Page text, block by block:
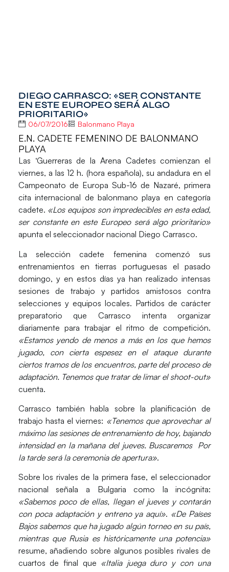
DIEGO CARRASCO: «SER CONSTANTE
EN ESTE EUROPEO SERÁ ALGO
PRIORITARIO»
06/07/2016 Balonmano Playa
E.N. CADETE FEMENINO DE BALONMANO
PLAYA
Las ‘Guerreras de la Arena Cadetes comienzan el
viernes, a las 12 h. (hora española), su andadura en el
Campeonato de Europa Sub-16 de Nazaré, primera
cita internacional de balonmano playa en categoría
cadete. «Los equipos son impredecibles en esta edad,
ser constante en este Europeo será algo prioritario»
apunta el seleccionador nacional Diego Carrasco.
La selección cadete femenina comenzó sus
entrenamientos en tierras portuguesas el pasado
domingo, y en estos días ya han realizado intensas
sesiones de trabajo y partidos amistosos contra
selecciones y equipos locales. Partidos de carácter
preparatorio que Carrasco intenta organizar
diariamente para trabajar el ritmo de competición.
«Estamos yendo de menos a más en los que hemos
jugado, con cierta espesez en el ataque durante
ciertos tramos de los encuentros, parte del proceso de
adaptación. Tenemos que tratar de limar el shoot-out»
cuenta.
Carrasco también habla sobre la planificación de
trabajo hasta el viernes: «Tenemos que aprovechar al
máximo las sesiones de entrenamiento de hoy, bajando
intensidad en la mañana del jueves. Buscaremos Por
la tarde será la ceremonia de apertura».
Sobre los rivales de la primera fase, el seleccionador
nacional señala a Bulgaria como la incógnita:
«Sabemos poco de ellas, llegan el jueves y contarán
con poca adaptación y entreno ya aquí». «De Países
Bajos sabemos que ha jugado algún torneo en su país,
mientras que Rusia es históricamente una potencia»
resume, añadiendo sobre algunos posibles rivales de
cuartos de final que «Italia juega duro y con una